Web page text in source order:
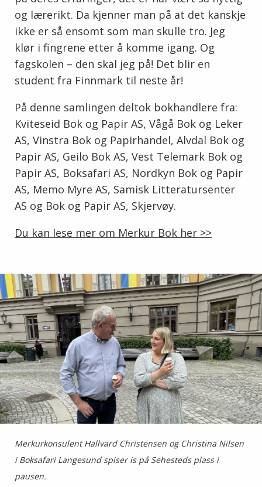
og lærerikt. Da kjenner man på at det kanskje
ikke er så ensomt som man skulle tro. Jeg
klør i fingrene etter å komme igang. Og
fagskolen – den skal jeg på! Det blir en
student fra Finnmark til neste år!
På denne samlingen deltok bokhandlere fra:
Kviteseid Bok og Papir AS, Vågå Bok og Leker
AS, Vinstra Bok og Papirhandel, Alvdal Bok og
Papir AS, Geilo Bok AS, Vest Telemark Bok og
Papir AS, Boksafari AS, Nordkyn Bok og Papir
AS, Memo Myre AS, Samisk Litteratursenter
AS og Bok og Papir AS, Skjervøy.
Du kan lese mer om Merkur Bok her >>
Merkurkonsulent Hallvard Christensen og Christina Nilsen
i Boksafari Langesund spiser is på Sehesteds plass i
pausen.